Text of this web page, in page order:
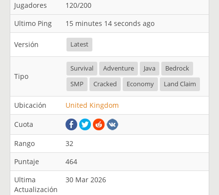
Jugadores
120/200
Ultimo Ping
15 minutes 14 seconds ago
Versión Latest
Tipo
Survival Adventure Java
Bedrock
SMP
Cracked Economy Land Claim
Ubicación United Kingdom
Cuota
Rango
32
Puntaje
464
Ultima
Actualización
30 Mar 2026